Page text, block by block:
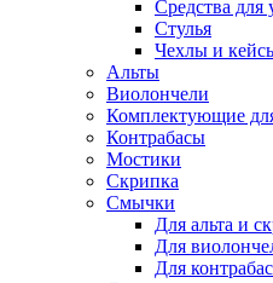
Средства для
Стулья
Чехлы и
Альты
Виолончели
Комплектующие
Контрабасы
Мостики
Скрипка
Смычки
Для альта и
Для
Для